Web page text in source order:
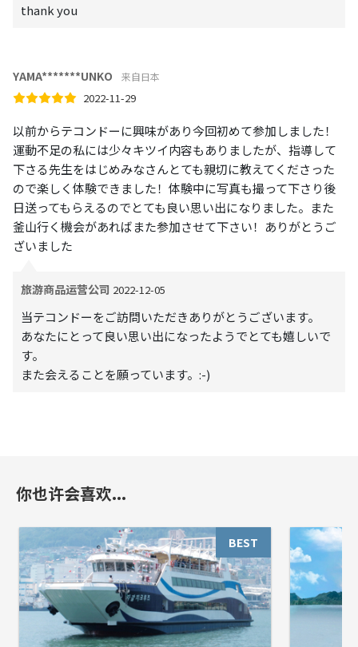
thank you
YAMA*******UNKO 来自日本
2022-11-29
以前からテコンドーに興味があり今回初めて参加しました！
運動不足の私には少々キツイ内容もありましたが、指導して
下さる先生をはじめみなさんとても親切に教えてくださった
ので楽しく体験できました！体験中に写真も撮って下さり後
日送ってもらえるのでとても良い思い出になりました。また
釜山行く機会があればまた参加させて下さい！ありがとうご
ざいました
旅游商品运营公司 2022-12-05
当テコンドーをご訪問いただきありがとうございます。
あなたにとって良い思い出になったようでとても嬉しいで
す。
また会えることを願っています。:-)
你也许会喜欢...
BEST